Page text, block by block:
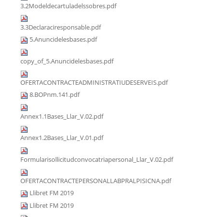
3.2Modeldecartuladelssobres.pdf
3.3Declaraciresponsable.pdf
5.Anuncidelesbases.pdf
copy_of_5.Anuncidelesbases.pdf
OFERTACONTRACTEADMINISTRATIUDESERVEIS.pdf
8.BOPnm.141.pdf
Annex1.1Bases_Llar_V.02.pdf
Annex1.2Bases_Llar_V.01.pdf
Formularisollicitudconvocatriapersonal_Llar_V.02.pdf
OFERTACONTRACTEPERSONALLABPRALPISICNA.pdf
Llibret FM 2019
Llibret FM 2019